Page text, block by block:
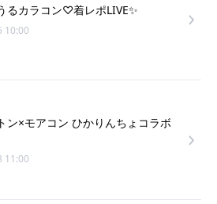
るカラコン♡着レポLIVE✨
10:00
ン×モアコン ひかりんちょコラボ
11:00